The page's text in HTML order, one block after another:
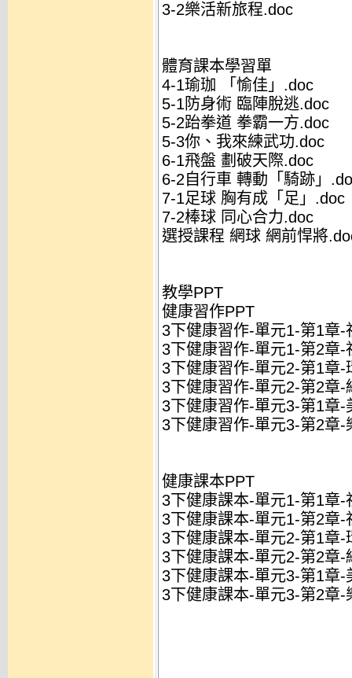
3-2樂活新旅程.doc
體育課本學習單
4-1瑜珈 「愉佳」.doc
5-1防身術 臨陣脫逃.doc
5-2跆拳道 拳霸一方.doc
5-3你、我來練武功.doc
6-1飛盤 劃破天際.doc
6-2自行車 轉動「騎跡」
7-1足球 胸有成「足」.doc
7-2棒球 同心合力.doc
選授課程 網球 網前悍將
教學PPT
健康習作PPT
3下健康習作-單元1-第1章-
3下健康習作-單元1-第2章
3下健康習作-單元2-第1章-
3下健康習作-單元2-第2章-
3下健康習作-單元3-第1章-
3下健康習作-單元3-第2章-
健康課本PPT
3下健康課本-單元1-第1章-
3下健康課本-單元1-第2章
3下健康課本-單元2-第1章-
3下健康課本-單元2-第2章-
3下健康課本-單元3-第1章-
3下健康課本-單元3-第2章-